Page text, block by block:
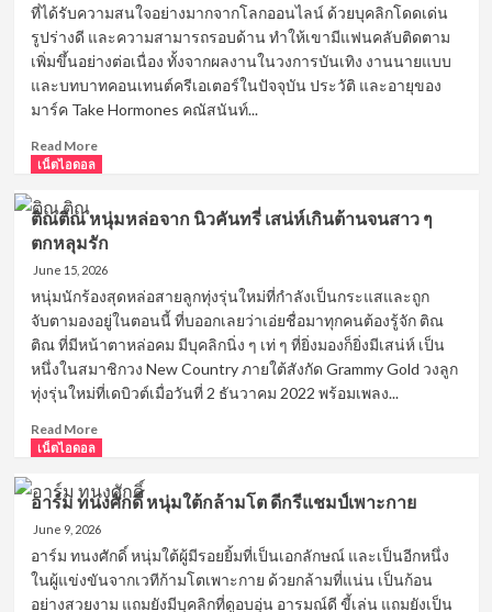
ที่ได้รับความสนใจอย่างมากจากโลกออนไลน์ ด้วยบุคลิกโดดเด่น
รูปร่างดี และความสามารถรอบด้าน ทำให้เขามีแฟนคลับติดตาม
เพิ่มขึ้นอย่างต่อเนื่อง ทั้งจากผลงานในวงการบันเทิง งานนายแบบ
และบทบาทคอนเทนต์ครีเอเตอร์ในปัจจุบัน ประวัติ และอายุของ
มาร์ค Take Hormones คณัสนันท์...
Read MoreRead
Take
Hormones
ประวัติ
หนุ่ม
ฮอต
คณัส
นันท์
นัก
ตะเฆ่
หลาย
คน
จับตา
เน็ตไอดอล
ติณติณ หนุ่มหล่อจาก นิวคันทรี่ เสน่ห์เกินต้านจนสาว ๆ
ตกหลุมรัก
June 15, 2026
หนุ่มนักร้องสุดหล่อสายลูกทุ่งรุ่นใหม่ที่กำลังเป็นกระแสและถูก
จับตามองอยู่ในตอนนี้ ที่บออกเลยว่าเอ่ยชื่อมาทุกคนต้องรู้จัก ติณ
ติณ ที่มีหน้าตาหล่อคม มีบุคลิกนิ่ง ๆ เท่ ๆ ที่ยิ่งมองก็ยิ่งมีเสน่ห์ เป็น
หนึ่งในสมาชิกวง New Country ภายใต้สังกัด Grammy Gold วงลูก
ทุ่งรุ่นใหม่ที่เดบิวต์เมื่อวันที่ 2 ธันวาคม 2022 พร้อมเพลง...
Read MoreRead
ติณ
ติณ
หนุ่ม
หล่อ
จาก
เน็ตไอดอล
อาร์ม ทนงศักดิ์ หนุ่มใต้กล้ามโต ดีกรีแชมป์เพาะกาย
June 9, 2026
อาร์ม ทนงศักดิ์ หนุ่มใต้ผู้มีรอยยิ้มที่เป็นเอกลักษณ์ และเป็นอีกหนึ่ง
ในผู้แข่งขันจากเวทีก้ามโตเพาะกาย ด้วยกล้ามที่แน่น เป็นก้อน
อย่างสวยงาม แถมยังมีบุคลิกที่ดูอบอุ่น อารมณ์ดี ขี้เล่น แถมยังเป็น